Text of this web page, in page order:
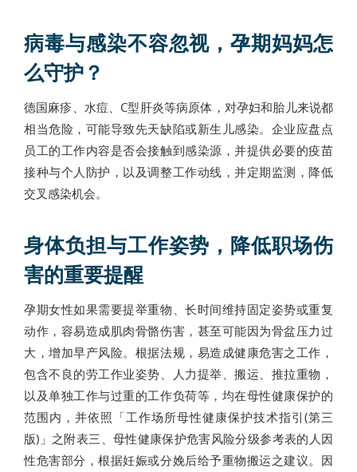
病毒与感染不容忽视，孕期妈妈怎
么守护？
德国麻疹、水痘、C型肝炎等病原体，对孕妇和胎儿来说都
相当危险，可能导致先天缺陷或新生儿感染。企业应盘点
员工的工作内容是否会接触到感染源，并提供必要的疫苗
接种与个人防护，以及调整工作动线，并定期监测，降低
交叉感染机会。
身体负担与工作姿势，降低职场伤
害的重要提醒
孕期女性如果需要提举重物、长时间维持固定姿势或重复
动作，容易造成肌肉骨骼伤害，甚至可能因为骨盆压力过
大，增加早产风险。根据法规，易造成健康危害之工作，
包含不良的劳工作业姿势、人力提举、搬运、推拉重物，
以及单独工作与过重的工作负荷等，均在母性健康保护的
范围内，并依照「工作场所母性健康保护技术指引(第三
版)」之附表三、母性健康保护危害风险分级参考表的人因
性危害部分，根据妊娠或分娩后给予重物搬运之建议。因